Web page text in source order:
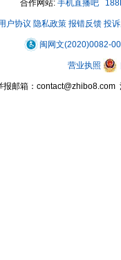
合作网站: 手机直播吧
户协议 隐私政策 报错反馈 投
闽网文(2020)0082-
营业执照
报邮箱：